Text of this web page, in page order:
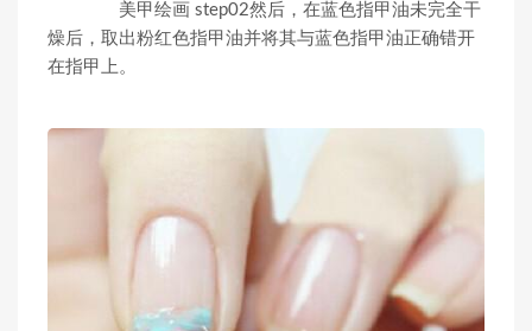
美甲绘画 step02然后，在蓝色指甲油未完全干
燥后，取出粉红色指甲油并将其与蓝色指甲油正确错开
在指甲上。